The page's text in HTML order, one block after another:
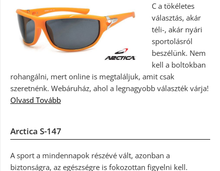
C a tökéletes
választás, akár
téli-, akár nyári
sportolásról
beszélünk. Nem
kell a boltokban
rohangálni, mert online is megtaláljuk, amit csak
szeretnénk. Webáruház, ahol a legnagyobb választék várja!
Olvasd Tovább
Arctica S-147
A sport a mindennapok részévé vált, azonban a
biztonságra, az egészségre is fokozottan figyelni kell.